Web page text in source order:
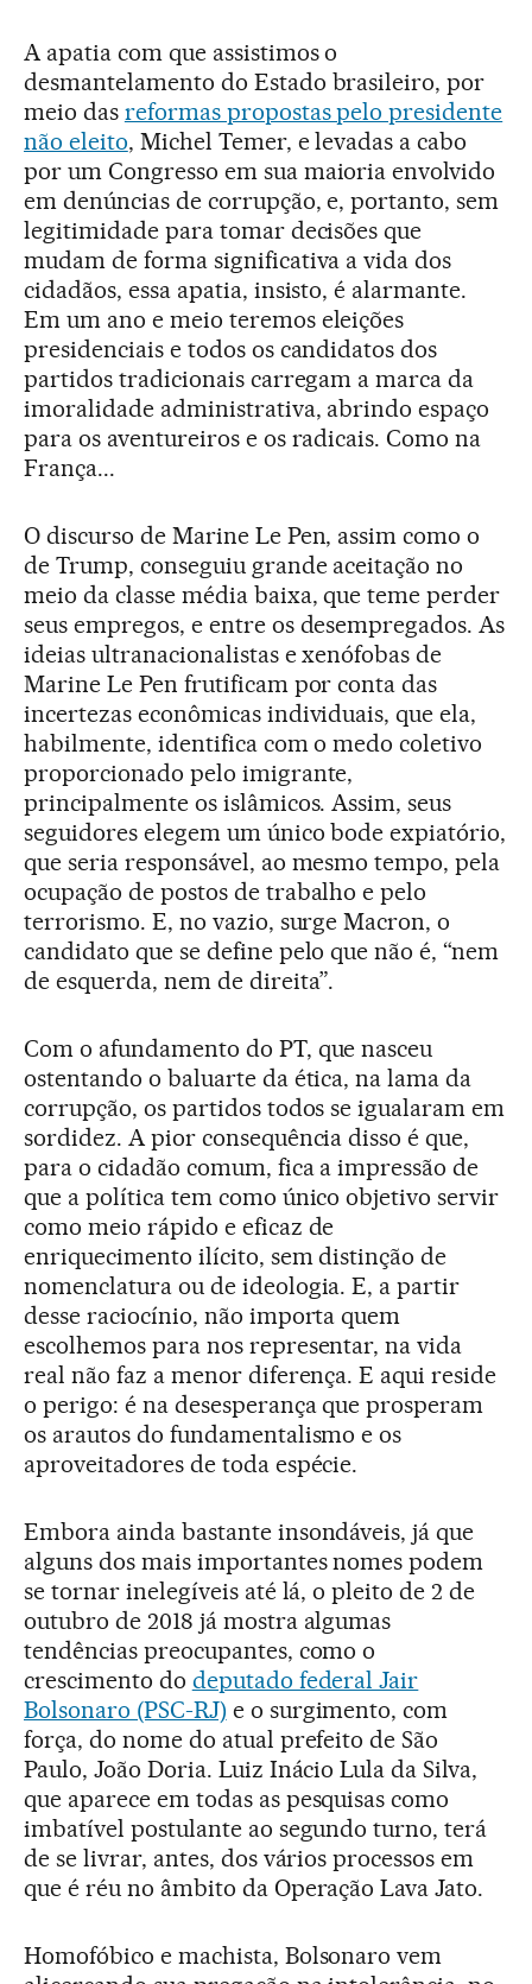
A apatia com que assistimos o
desmantelamento do Estado brasileiro, por
meio das reformas propostas pelo presidente
não eleito, Michel Temer, e levadas a cabo
por um Congresso em sua maioria envolvido
em denúncias de corrupção, e, portanto, sem
legitimidade para tomar decisões que
mudam de forma significativa a vida dos
cidadãos, essa apatia, insisto, é alarmante.
Em um ano e meio teremos eleições
presidenciais e todos os candidatos dos
partidos tradicionais carregam a marca da
imoralidade administrativa, abrindo espaço
para os aventureiros e os radicais. Como na
França...
O discurso de Marine Le Pen, assim como o
de Trump, conseguiu grande aceitação no
meio da classe média baixa, que teme perder
seus empregos, e entre os desempregados. As
ideias ultranacionalistas e xenófobas de
Marine Le Pen frutificam por conta das
incertezas econômicas individuais, que ela,
habilmente, identifica com o medo coletivo
proporcionado pelo imigrante,
principalmente os islâmicos. Assim, seus
seguidores elegem um único bode expiatório,
que seria responsável, ao mesmo tempo, pela
ocupação de postos de trabalho e pelo
terrorismo. E, no vazio, surge Macron, o
candidato que se define pelo que não é, “nem
de esquerda, nem de direita”.
Com o afundamento do PT, que nasceu
ostentando o baluarte da ética, na lama da
corrupção, os partidos todos se igualaram em
sordidez. A pior consequência disso é que,
para o cidadão comum, fica a impressão de
que a política tem como único objetivo servir
como meio rápido e eficaz de
enriquecimento ilícito, sem distinção de
nomenclatura ou de ideologia. E, a partir
desse raciocínio, não importa quem
escolhemos para nos representar, na vida
real não faz a menor diferença. E aqui reside
o perigo: é na desesperança que prosperam
os arautos do fundamentalismo e os
aproveitadores de toda espécie.
Embora ainda bastante insondáveis, já que
alguns dos mais importantes nomes podem
se tornar inelegíveis até lá, o pleito de 2 de
outubro de 2018 já mostra algumas
tendências preocupantes, como o
crescimento do deputado federal Jair
Bolsonaro (PSC-RJ) e o surgimento, com
força, do nome do atual prefeito de São
Paulo, João Doria. Luiz Inácio Lula da Silva,
que aparece em todas as pesquisas como
imbatível postulante ao segundo turno, terá
de se livrar, antes, dos vários processos em
que é réu no âmbito da Operação Lava Jato.
Homofóbico e machista, Bolsonaro vem